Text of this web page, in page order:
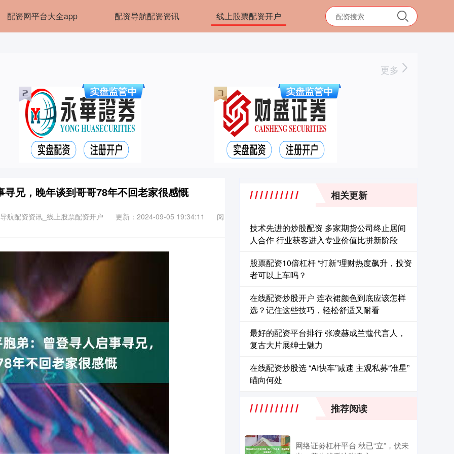
配资网平台大全app 配资导航配资资讯 线上股票配资开户
更多
兄，晚年谈到哥哥78年不回老家很感慨
航配资资讯_线上股票配资开户 更新：2024-09-05 19:34:11 阅
相关更新
技术先进的炒股配资 多家期货公司终止居间
人合作 行业获客进入专业价值比拼新阶段
股票配资10倍杠杆 “打新”理财热度飙升，投资
者可以上车吗？
在线配资炒股开户 连衣裙颜色到底应该怎样
选？记住这些技巧，轻松舒适又耐看
最好的配资平台排行 张凌赫成兰蔻代言人，
复古大片展绅士魅力
在线配资炒股选 “AI快车”减速 主观私募“准星”
瞄向何处
推荐阅读
网络证劵杠杆平台 秋已“立”，伏未